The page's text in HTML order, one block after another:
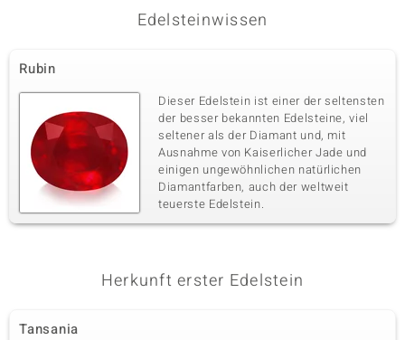
Fünfter Edelstein
Edelsteinvarietät
Champagner-Zirkon
Größe
versch. mm
Karatgewicht Summe
7,225 ct
Schliff
Bead Fancy, facettiert
Herkunft
Tansania
Ratanakiri-Zirkon
Größe
versch. mm
6,327 ct
Edelsteinwissen
Rubin
Dieser Edelstein ist einer der seltensten
der besser bekannten Edelsteine, viel
seltener als der Diamant und, mit
Ausnahme von Kaiserlicher Jade und
einigen ungewöhnlichen natürlichen
Diamantfarben, auch der weltweit
teuerste Edelstein.
Herkunft erster Edelstein
Tansania